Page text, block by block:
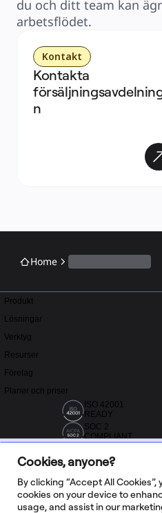
du och ditt team kan
arbetsflödet.
Kontakt
Kontakta
n
Home
Produkt
Lösningar
Verktyg
Resurser
Företag
Planer och priser
ISO 42001
READY
SOC 2
COMPLIANT
Cookies, anyone?
By clicking “Accept All
cookies on your device to
usage, and assist in our